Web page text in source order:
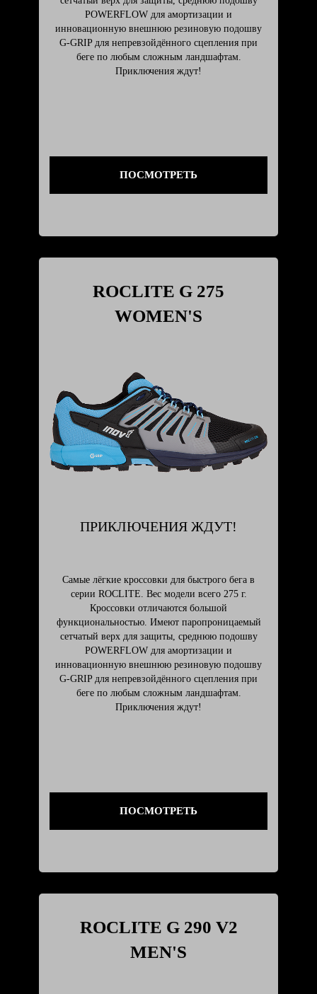
POWERFLOW для амортизации и
инновационную внешнюю резиновую подошву
G-GRIP для непревзойдённого сцепления при
беге по любым сложным ландшафтам.
Приключения ждут!
ПОСМОТРЕТЬ
ROCLITE G 275
WOMEN'S
ПРИКЛЮЧЕНИЯ ЖДУТ!
Самые лёгкие кроссовки для быстрого бега в
серии ROCLITE. Вес модели всего 275 г.
Кроссовки отличаются большой
функциональностью. Имеют паропроницаемый
сетчатый верх для защиты, среднюю подошву
POWERFLOW для амортизации и
инновационную внешнюю резиновую подошву
G-GRIP для непревзойдённого сцепления при
беге по любым сложным ландшафтам.
Приключения ждут!
ПОСМОТРЕТЬ
ROCLITE G 290 V2
MEN'S